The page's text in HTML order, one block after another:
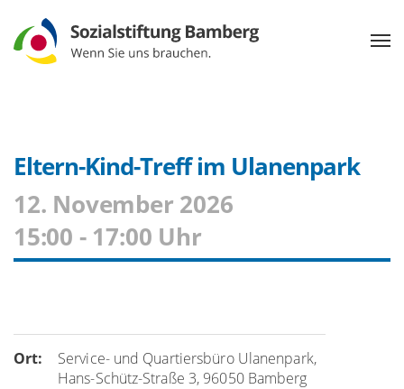
Eltern-Kind-Treff im Ulanenpark
12. November 2026
15:00 - 17:00 Uhr
Ort:
Service- und Quartiersbüro Ulanenpark,
Hans-Schütz-Straße 3, 96050 Bamberg